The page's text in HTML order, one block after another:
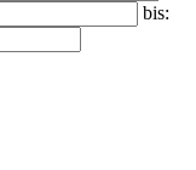
bis: